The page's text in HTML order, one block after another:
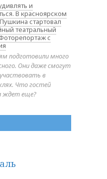
и
В красноярском
стартовал
театральный
с
подготовили много
Они даже смогут
в
Что гостей
ждет еще?